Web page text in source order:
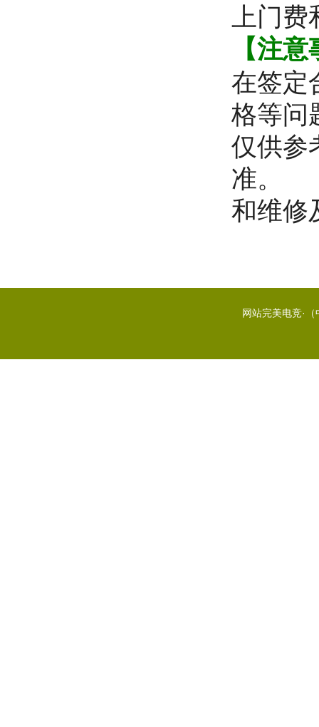
上门
【注
在签定
格等问
仅供参
准。
和维修
网站完美电竞·